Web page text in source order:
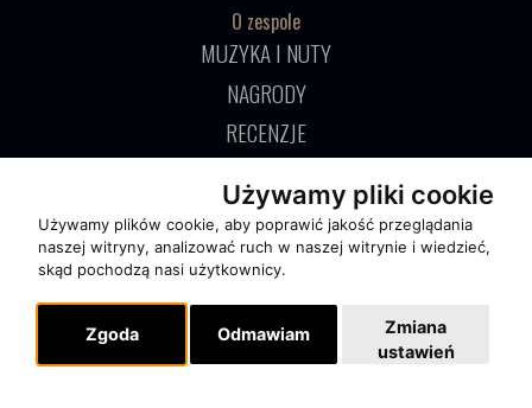
Używamy pliki cookie
Używamy plików cookie, aby poprawić jakość przeglądania
naszej witryny, analizować ruch w naszej witrynie i wiedzieć,
skąd pochodzą nasi użytkownicy.
Zgoda Odmawiam
Zmiana
ustawień
O zespole
MUZYKA I NUTY
NAGRODY
RECENZJE
Pomoc
KONTAKT
POLITYKA PRYWATNOŚCI
Dla organizatorów
EVENTY